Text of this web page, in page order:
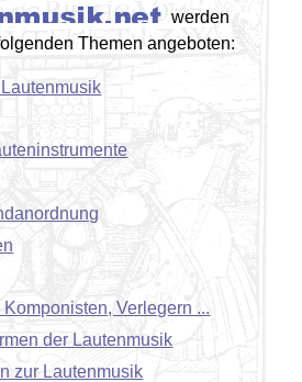
werden
Themen angeboten:
Verlegern ...
der Lautenmusik
zur Lautenmusik